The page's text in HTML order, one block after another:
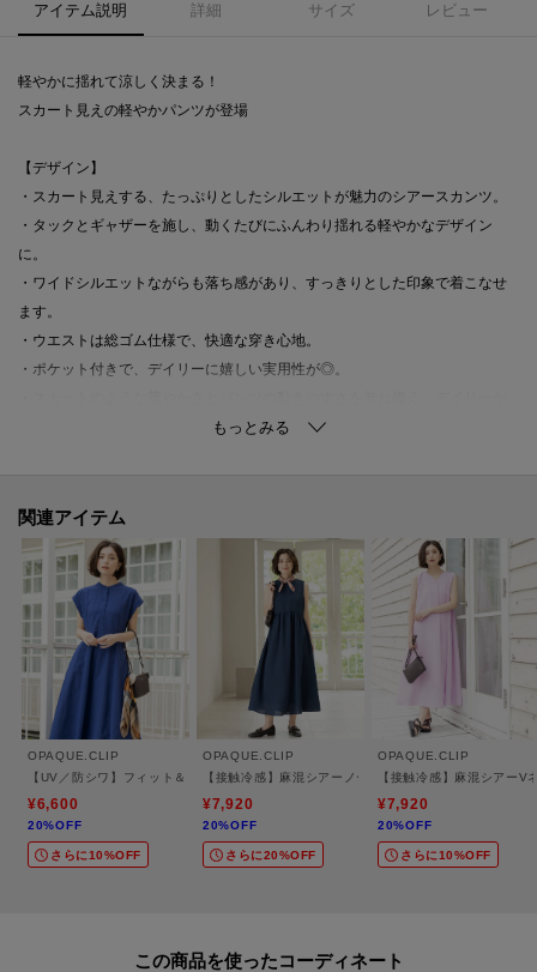
アイテム説明 詳細 サイズ レビュー
軽やかに揺れて涼しく決まる！
スカート見えの軽やかパンツが登場
【デザイン】
・スカート見えする、たっぷりとしたシルエットが魅力のシアースカンツ。
・タックとギャザーを施し、動くたびにふんわり揺れる軽やかなデザイン
に。
・ワイドシルエットながらも落ち感があり、すっきりとした印象で着こなせ
ます。
・ウエストは総ゴム仕様で、快適な穿き心地。
・ポケット付きで、デイリーに嬉しい実用性が◎。
らお出かけまで幅広く活躍します。
・ほどよい透け感のあるシアー素材を使用し、見た目にも涼しげな印象に。
・軽やかで肌離れがよく、暑い季節にも快適な穿き心地。
・ご家庭でお手入れ簡単なマシンウォッシャブル素材。
【仕様】
・ポケット数：横×2
・ウエスト総ゴム
・裏地あり
※ピンク（071）はやや透け感があります。
※照明の関係により、実際よりも色味が違って見える場合があります。ま
た、パソコン・スマートフォンなどの環境により、若干製品と画像のカラー
関連アイテム
OPAQUE.CLIP
【UV／防シワ】フィット＆フレアワンピース《洗濯機OK》
¥6,600
20%OFF
さらに10%OFF
OPAQUE.CLIP
【接触冷感】麻混シアーノースリーブワンピース《洗濯
¥7,920
20%OFF
さらに20%OFF
OPAQUE.CLIP
【接触冷感】麻混シアー
¥7,920
20%OFF
さらに10%OFF
この商品を使った